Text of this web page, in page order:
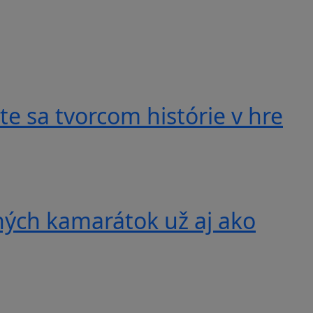
sa tvorcom histórie v hre
kamarátok už aj ako